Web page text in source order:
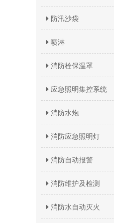
防汛沙袋
喷淋
消防栓保温罩
应急照明集控系统
消防水炮
消防应急照明灯
消防自动报警
消防维护及检测
消防水自动灭火